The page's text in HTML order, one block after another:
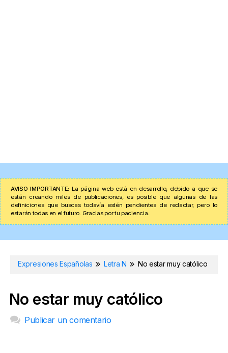
AVISO IMPORTANTE: La página web está en desarrollo, debido a que se
están creando miles de publicaciones, es posible que algunas de las
definiciones que buscas todavía estén pendientes de redactar, pero lo
estarán todas en el futuro. Gracias por tu paciencia.
Expresiones Españolas Letra N No estar muy católico
No estar muy católico
Publicar un comentario